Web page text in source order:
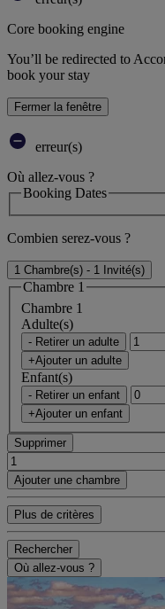
Core booking engine
You’ll be redirected to
book your stay
Fermer la fenêtre
erreur(s)
Où allez-vous ?
Booking Dates
Combien serez-vous ?
1 Chambre(s) - 1 Invité(s)
Chambre 1
Chambre 1
Adulte(s)
- Retirer un adulte
+Ajouter un adulte
Enfant(s)
- Retirer un enfant
+Ajouter un enfant
Supprimer
Ajouter une chambre
Plus de critères
Rechercher
Où allez-vous ?